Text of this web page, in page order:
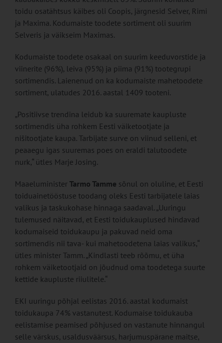
toidu osatähtsus käibes oli Coopis, järgnesid Selver, Rimi
ja Maxima. Kodumaiste toodete sortiment oli suurim
Selveris ja väikseim Maximas.
Kodumaiste toodete osakaal on suurim keeduvorstide ja
viinerite (96%), leiva (95%) ja piima (91%) tootegrupi
sortimendis. Laienenud on ka kodumaiste mahetoodete
sortiment, ulatudes 2016. aastal 1409 tooteni.
„Positiivse trendina leidub ka suuremate kaupluste
sortimendis üha rohkem Eesti väiketootjate ja
nišitootjate kaupa. Tarbijate surve on viinud selleni, et
peaaegu igas suuremas poes on eraldi talutoodete
nurk,“ ütles Marje Josing.
Maaeluminister Tarmo Tamme sõnul on oluline, et Eesti
toiduainetööstuse toodang oleks Eesti tarbijatele laias
valikus ja taskukohase hinnaga saadaval. „Uuringu
tulemused näitavad, et Eesti toidukauplused hindavad
kodumaiseid toidukaupu ja pakuvad neid oma
sortimendis nii tava- kui mahetoodetena laias valikus,“
ütles minister Tamm. „Kindlasti teeb rõõmu, et üha
rohkem väiketootjaid on jõudnud oma toodetega suurte
kettide kaupluste riiulitele.“
EKI uuringu põhjal eelistas 2016. aastal kodumaist
toidukaupa 74% vastanutest. Kodumaise toidukauba
eelistamise peamised põhjused on vastanute hinnangul
selle värskus, usaldusväärsus, harjumuspärane maitse,